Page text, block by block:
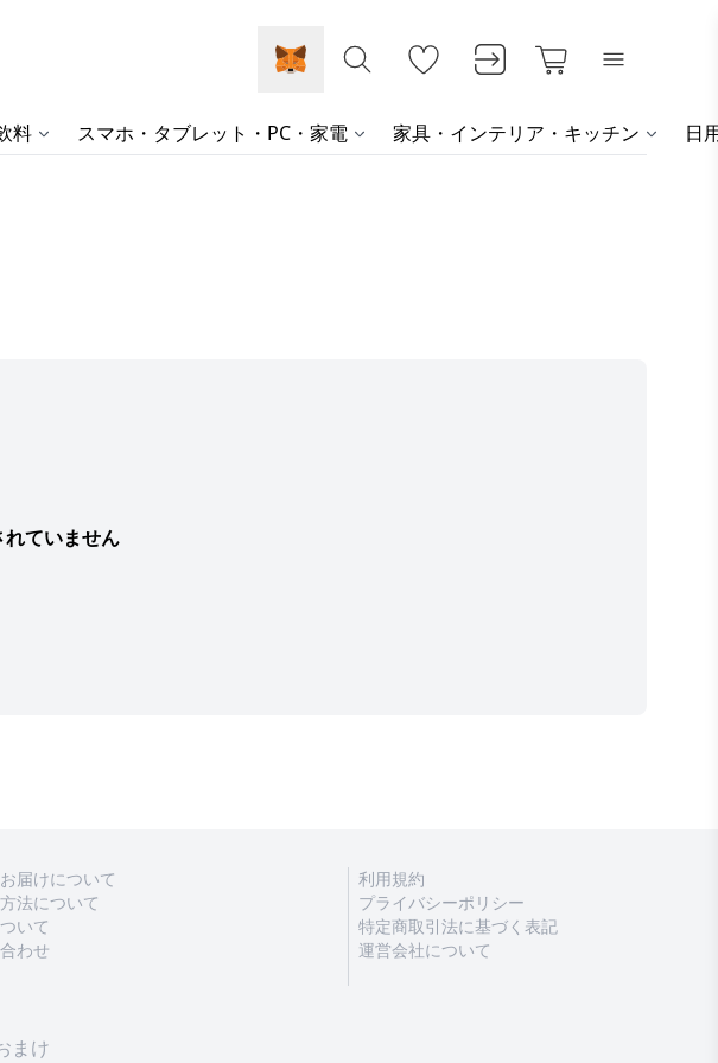
料 スマホ・タブレット・PC・家電 家具・インテリア・キッチン 日
ていません
届けについて
法について
いて
わせ
利用規約
プライバシーポリシー
特定商取引法に基づく表記
運営会社について
まけ